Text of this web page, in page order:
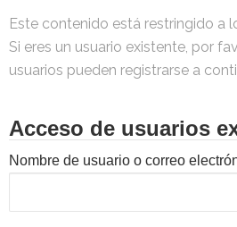
Este contenido está restringido a
Si eres un usuario existente, por
usuarios pueden registrarse a
Acceso de usuarios
Nombre de usuario o correo